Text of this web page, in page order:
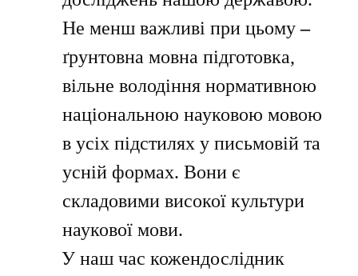
Не менш важливі при цьому–
ґрунтовна мовна підготовка,
вільне володіння нормативною
національною науковою мовою
в усіх підстилях у письмовій та
усній формах. Вони є
складовими високої культури
наукової мови.
У наш часкожендослідник